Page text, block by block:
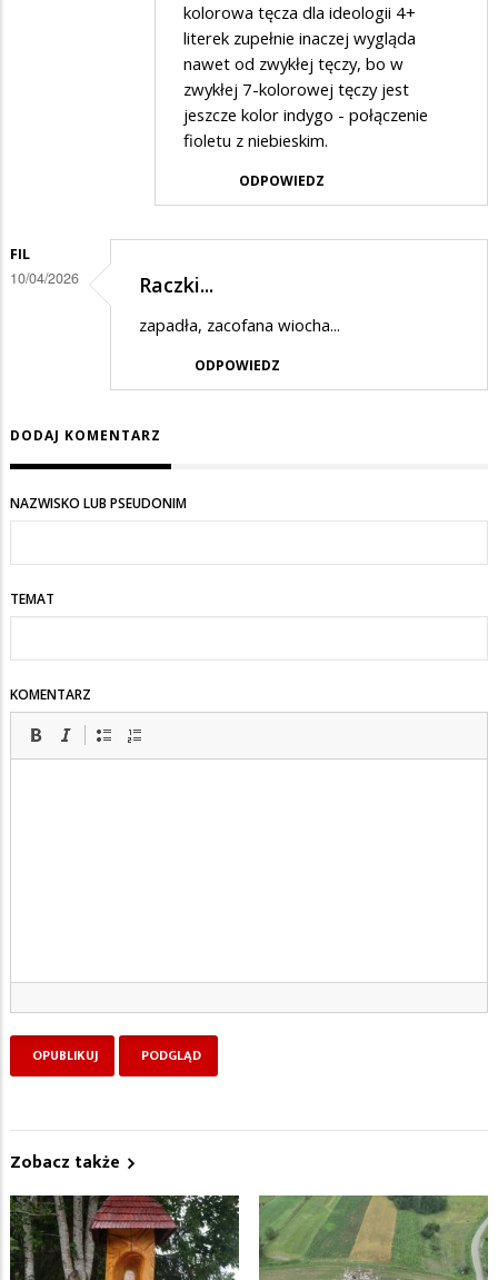
Pierwszy…
kolorowa tęcza dla ideologii 4+
literek zupełnie inaczej wygląda
nawet od zwykłej tęczy, bo w
zwykłej 7-kolorowej tęczy jest
jeszcze kolor indygo - połączenie
fioletu z niebieskim.
ODPOWIEDZ
FIL
10/04/2026 Raczki...
zapadła, zacofana wiocha...
ODPOWIEDZ
DODAJ KOMENTARZ
NAZWISKO LUB PSEUDONIM
TEMAT
KOMENTARZ
Zobacz także